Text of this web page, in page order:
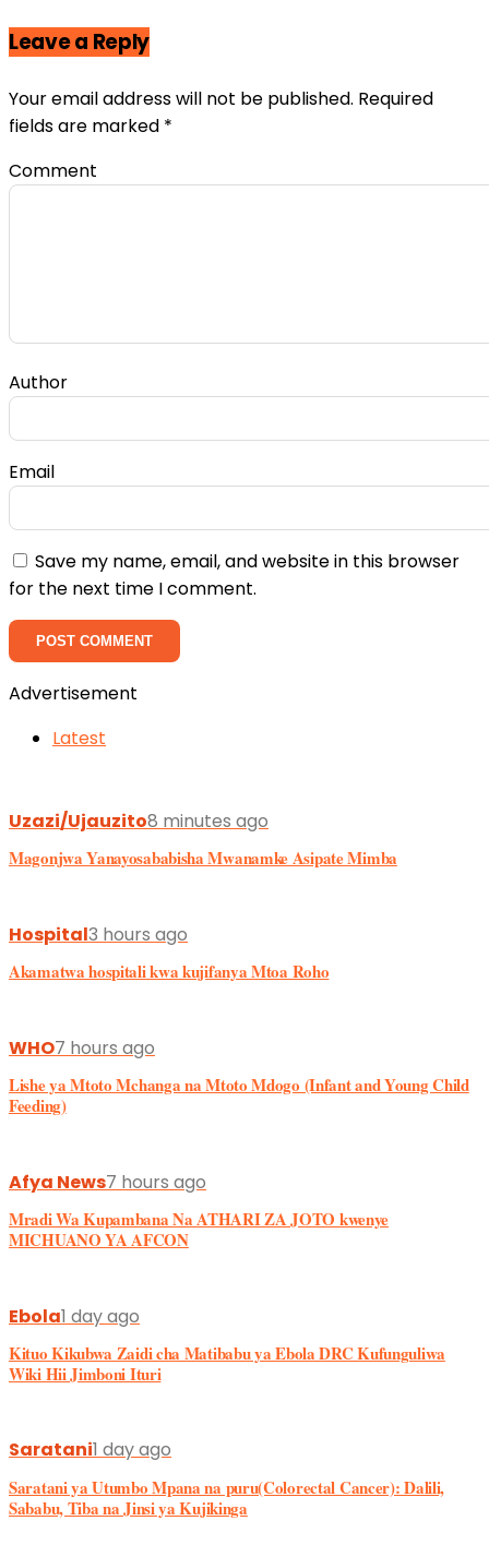
Leave a Reply
Your email address will not be published. Required
fields are marked *
Comment
Author
Email
Save my name, email, and website in this browser
for the next time I comment.
Advertisement
Latest
Uzazi/Ujauzito8 minutes ago
Magonjwa Yanayosababisha Mwanamke Asipate Mimba
Hospital3 hours ago
Akamatwa hospitali kwa kujifanya Mtoa Roho
WHO7 hours ago
Lishe ya Mtoto Mchanga na Mtoto Mdogo (Infant and Young Child
Feeding)
Afya News7 hours ago
Mradi Wa Kupambana Na ATHARI ZA JOTO kwenye
MICHUANO YA AFCON
Ebola1 day ago
Kituo Kikubwa Zaidi cha Matibabu ya Ebola DRC Kufunguliwa
Wiki Hii Jimboni Ituri
Saratani1 day ago
Saratani ya Utumbo Mpana na puru(Colorectal Cancer): Dalili,
Sababu, Tiba na Jinsi ya Kujikinga